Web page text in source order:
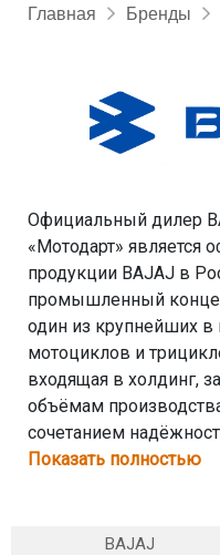
Главная Бренды
Официальный дилер
«Мотодарт»
продукции BAJAJ в
промышленный
один из крупнейших в
мотоциклов и
входящая в холдинг,
объёмам
сочетанием
Показать полностью
BAJAJ